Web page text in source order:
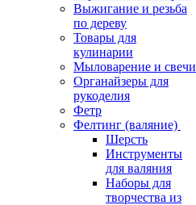
Выжигание и резьба
по дереву
Товары для
кулинарии
Мыловарение и свечи
Органайзеры для
рукоделия
Фетр
Фелтинг (валяние)
Шерсть
Инструменты
для валяния
Наборы для
творчества из